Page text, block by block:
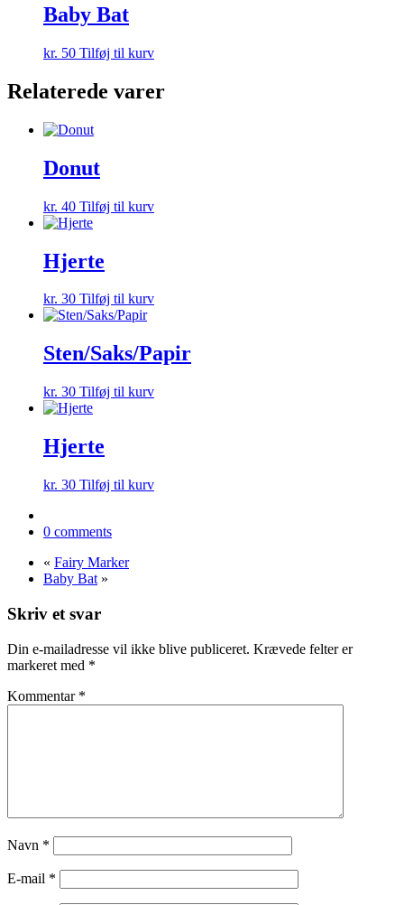
Baby Bat
kr. 50 Tilføj til kurv
Relaterede varer
Donut
kr. 40 Tilføj til kurv
Hjerte
kr. 30 Tilføj til kurv
Sten/Saks/Papir
kr. 30 Tilføj til kurv
Hjerte
kr. 30 Tilføj til kurv
0 comments
« Fairy Marker
Baby Bat »
Skriv et svar
Din e-mailadresse vil ikke blive publiceret. Krævede felter er
markeret med *
Kommentar *
Navn *
E-mail *